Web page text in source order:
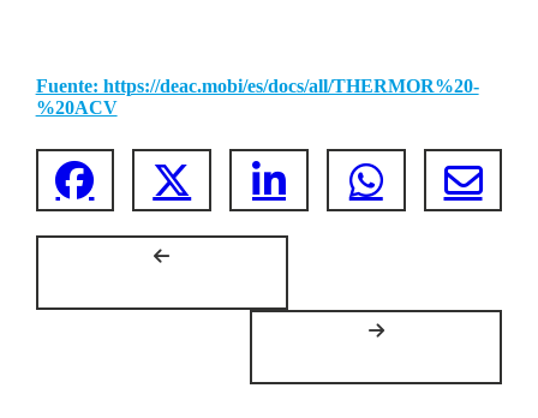
Fuente: https://deac.mobi/es/docs/all/THERMOR%20-
%20ACV